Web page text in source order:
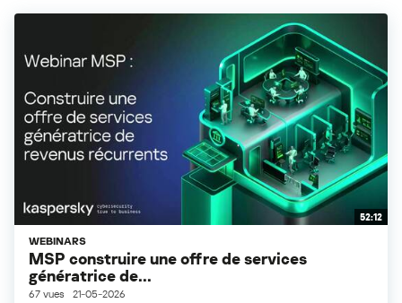
52:12
WEBINARS
MSP construire une offre de services
génératrice de...
67 vues 21-05-2026